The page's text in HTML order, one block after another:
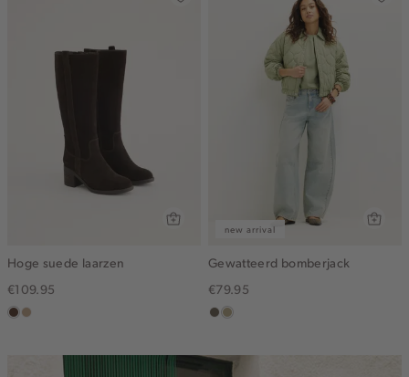
Hoge suede laarzen
€109.95
donkerbruin
zand
new arrival
Gewatteerd bomberjack
€79.95
middenbruin
lichtkhaki